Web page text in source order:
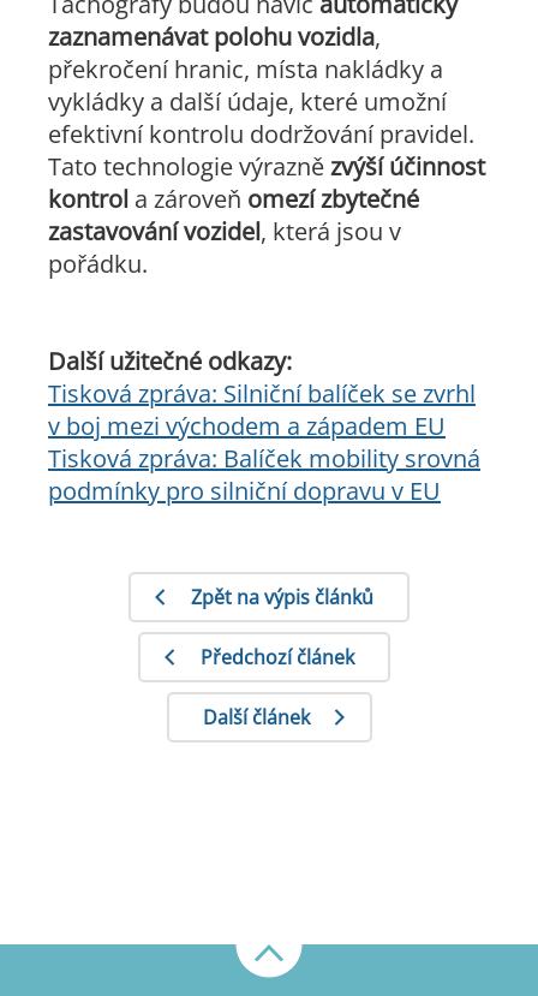
zaznamenávat polohu vozidla,
překročení hranic, místa nakládky a
vykládky a další údaje, které umožní
efektivní kontrolu dodržování pravidel.
Tato technologie výraznězvýší účinnost
kontrol a zároveň omezí zbytečné
zastavování vozidel, která jsou v
pořádku.
Další užitečné odkazy:
Tisková zpráva: Silniční balíček se zvrhl
v boj mezi východem a západem EU
Tisková zpráva: Balíček mobility srovná
podmínky pro silniční dopravu v EU
Zpět na výpis článků
Předchozí článek
Další článek